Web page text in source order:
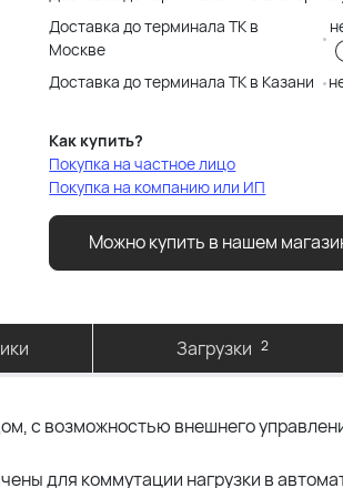
Доставка до терминала ТК в
Москве
Доставка до терминала ТК в Казани
Как купить?
Покупка на частное лицо
Покупка на компанию или ИП
Можно купить в нашем
Загрузки 2
с возможностью внешнего
для коммутации нагрузки в